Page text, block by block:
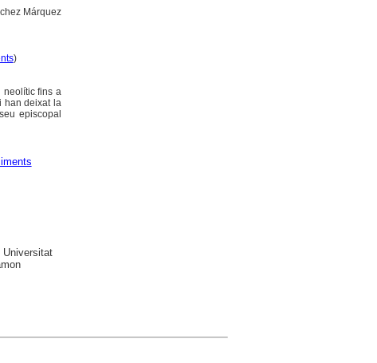
Márquez
)
neolític fins a
han deixat la
episcopal
Universitat